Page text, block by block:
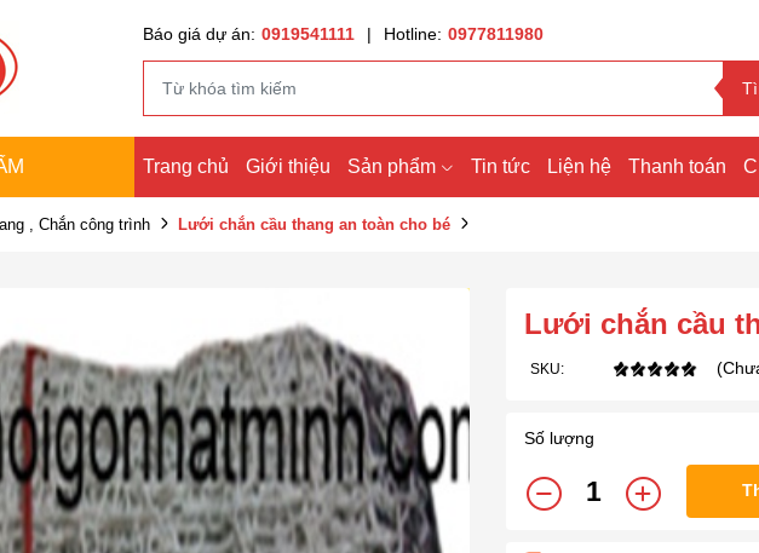
Báo giá dự án: 0919541111 | Hotline: 0977811980
Trang chủ Giới thiệu Sản phẩm Tin tức Liện hệ Thanh toán
, Chắn công trình Lưới chắn cầu thang an toàn cho bé
Lưới chắn cầu
SKU:
Số lượng